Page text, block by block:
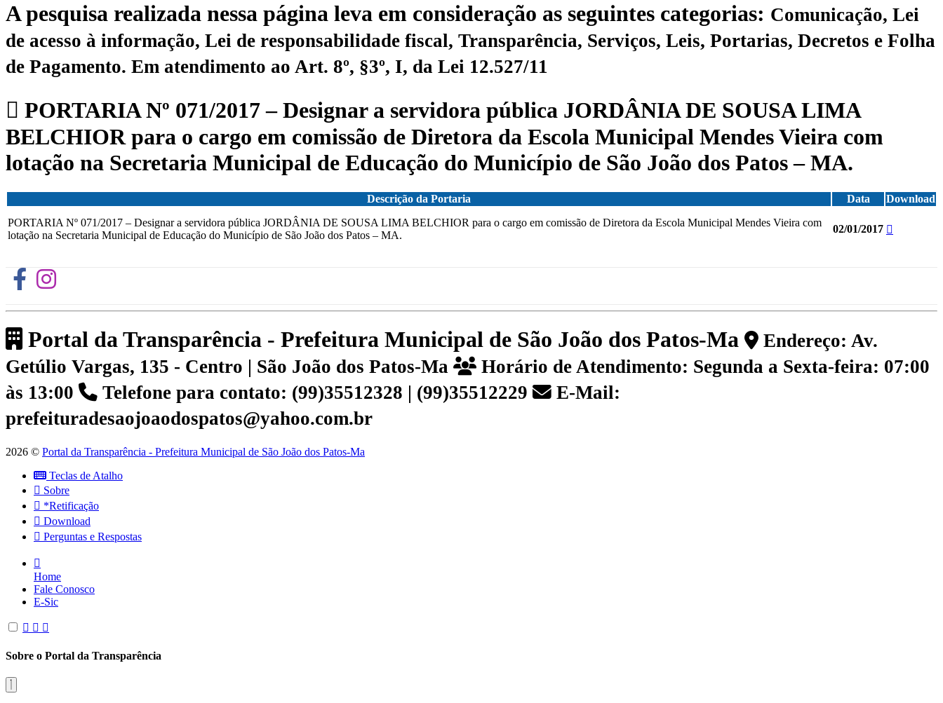
A pesquisa realizada nessa página leva em consideração as seguintes categorias: Comunicação, Lei
de acesso à informação, Lei de responsabilidade fiscal, Transparência, Serviços, Leis, Portarias, Decretos e Folha
de Pagamento. Em atendimento ao Art. 8º, §3º, I, da Lei 12.527/11
PORTARIA Nº 071/2017 – Designar a servidora pública JORDÂNIA DE SOUSA LIMA
BELCHIOR para o cargo em comissão de Diretora da Escola Municipal Mendes Vieira com
lotação na Secretaria Municipal de Educação do Município de São João dos Patos – MA.
Descrição da Portaria Data
Download
PORTARIA Nº 071/2017 – Designar a servidora pública JORDÂNIA DE SOUSA LIMA BELCHIOR para o cargo em comissão de Diretora da Escola Municipal Mendes Vieira com
lotação na Secretaria Municipal de Educação do Município de São João dos Patos – MA.
02/01/2017
Portal da Transparência - Prefeitura Municipal de São João dos Patos-Ma
Endereço: Av.
Getúlio Vargas, 135 - Centro | São João dos Patos-Ma
Horário de Atendimento: Segunda a Sexta-feira: 07:00
às 13:00
Telefone para contato: (99)35512328 | (99)35512229
E-Mail:
prefeituradesaojoaodospatos@yahoo.com.br
2026 © Portal da Transparência - Prefeitura Municipal de São João dos Patos-Ma
Teclas de Atalho
Sobre
*Retificação
Download
Perguntas e Respostas
Home
Fale Conosco
E-Sic
Sobre o Portal da Transparência